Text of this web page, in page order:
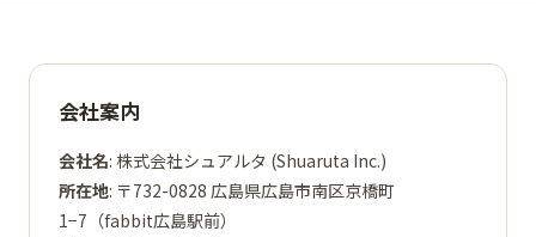
会社案内
会社名: 株式会社シュアルタ (Shuaruta Inc.)
所在地: 〒732-0828 広島県広島市南区京橋町
1−7（fabbit広島駅前）